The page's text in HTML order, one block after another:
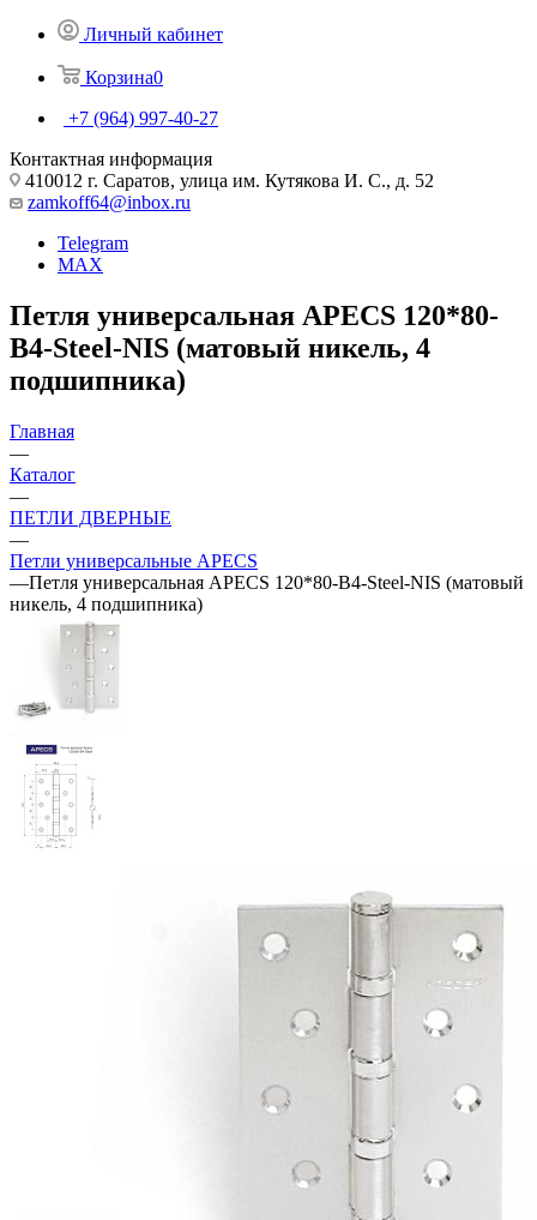
Личный кабинет
Корзина0
+7 (964) 997-40-27
Контактная информация
410012 г. Саратов, улица им. Кутякова И. С., д. 52
zamkoff64@inbox.ru
Telegram
MAX
Петля универсальная APECS 120*80-
B4-Steel-NIS (матовый никель, 4
подшипника)
Главная
—
Каталог
—
ПЕТЛИ ДВЕРНЫЕ
—
Петли универсальные APECS
—Петля универсальная APECS 120*80-B4-Steel-NIS (матовый
никель, 4 подшипника)